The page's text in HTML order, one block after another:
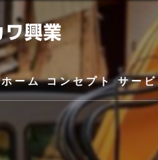
ホーム コンセプト サー